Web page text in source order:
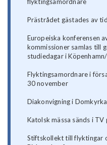
flyktingsamordnare
Prästrådet gästades av
Europeiska konferensen
kommissioner samlas till
studiedagar i
Flyktingsamordnare i
30 november
Diakonvigning i
Katolsk mässa sänds i
Stiftskollekt till flyktingar